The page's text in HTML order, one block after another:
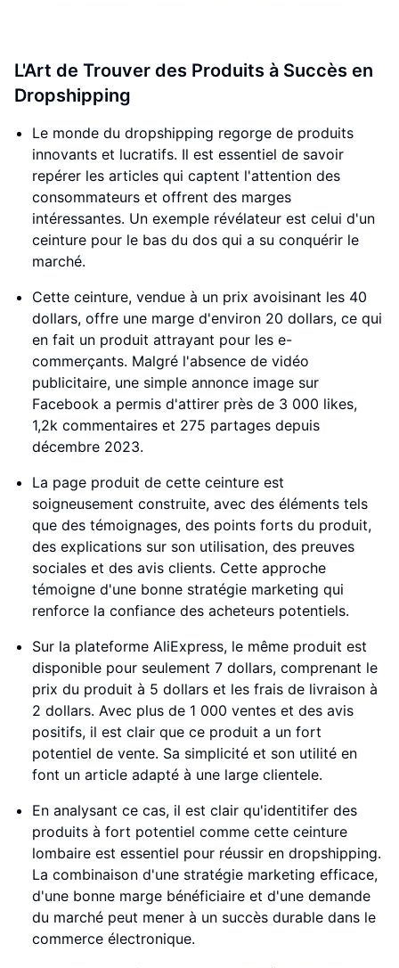
L'Art de Trouver des Produits à Succès en
Dropshipping
Le monde du dropshipping regorge de produits
innovants et lucratifs. Il est essentiel de savoir
repérer les articles qui captent l'attention des
consommateurs et offrent des marges
intéressantes. Un exemple révélateur est celui d'un
ceinture pour le bas du dos qui a su conquérir le
marché.
Cette ceinture, vendue à un prix avoisinant les 40
dollars, offre une marge d'environ 20 dollars, ce qui
en fait un produit attrayant pour les e-
commerçants. Malgré l'absence de vidéo
publicitaire, une simple annonce image sur
Facebook a permis d'attirer près de 3 000 likes,
1,2k commentaires et 275 partages depuis
décembre 2023.
La page produit de cette ceinture est
soigneusement construite, avec des éléments tels
que des témoignages, des points forts du produit,
des explications sur son utilisation, des preuves
sociales et des avis clients. Cette approche
témoigne d'une bonne stratégie marketing qui
renforce la confiance des acheteurs potentiels.
Sur la plateforme AliExpress, le même produit est
disponible pour seulement 7 dollars, comprenant le
prix du produit à 5 dollars et les frais de livraison à
2 dollars. Avec plus de 1 000 ventes et des avis
positifs, il est clair que ce produit a un fort
potentiel de vente. Sa simplicité et son utilité en
font un article adapté à une large clientele.
En analysant ce cas, il est clair qu'identitifer des
produits à fort potentiel comme cette ceinture
lombaire est essentiel pour réussir en dropshipping.
La combinaison d'une stratégie marketing efficace,
d'une bonne marge bénéficiaire et d'une demande
du marché peut mener à un succès durable dans le
commerce électronique.